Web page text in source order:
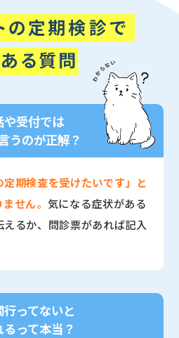
や受付では
うのが正解？
定期検査を受けたいです」と
せん。 気になる症状がある
るか、問診票があれば記入
行ってないと
って本当？